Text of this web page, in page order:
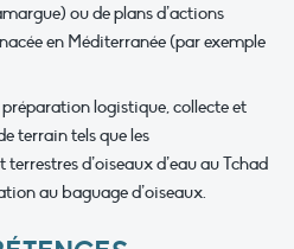
ou de plans d’actions
en Méditerranée (par exemple
logistique, collecte et
terrain tels que les
d’oiseaux d’eau au Tchad
au baguage d’oiseaux.